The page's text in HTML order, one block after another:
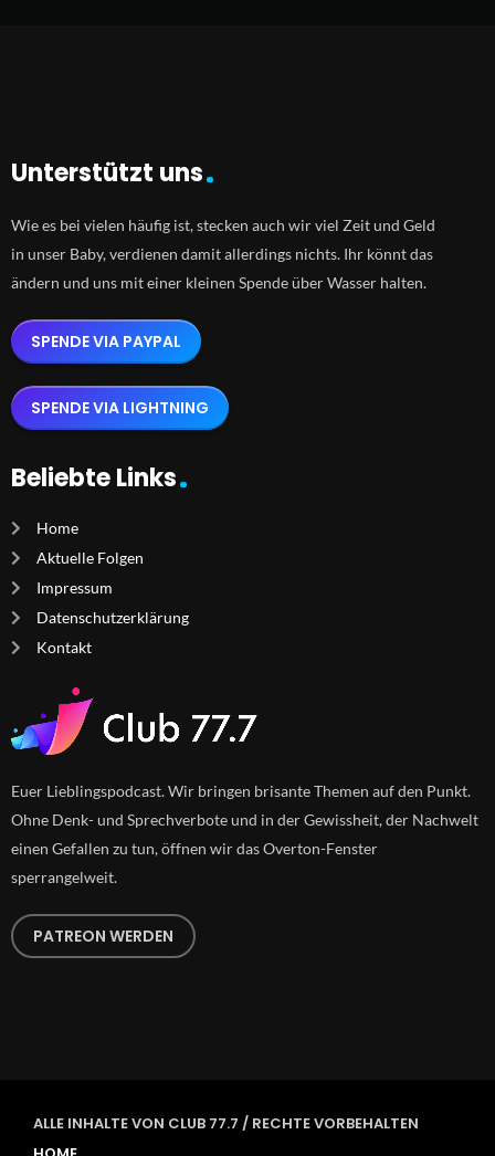
Unterstützt uns
Wie es bei vielen häufig ist, stecken auch wir viel Zeit und Geld
in unser Baby, verdienen damit allerdings nichts. Ihr könnt das
ändern und uns mit einer kleinen Spende über Wasser halten.
SPENDE VIA PAYPAL
SPENDE VIA LIGHTNING
Beliebte Links
Home
Aktuelle Folgen
Impressum
Datenschutzerklärung
Kontakt
Euer Lieblingspodcast. Wir bringen brisante Themen auf den Punkt.
Ohne Denk- und Sprechverbote und in der Gewissheit, der Nachwelt
einen Gefallen zu tun, öffnen wir das Overton-Fenster
sperrangelweit.
PATREON WERDEN
ALLE INHALTE VON CLUB 77.7 / RECHTE VORBEHALTEN